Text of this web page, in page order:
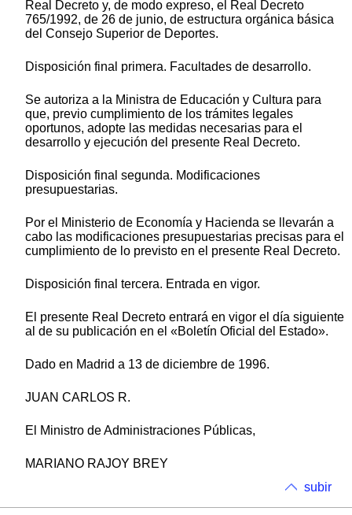
Real Decreto y, de modo expreso, el Real Decreto
765/1992, de 26 de junio, de estructura orgánica básica
del Consejo Superior de Deportes.
Disposición final primera. Facultades de desarrollo.
Se autoriza a la Ministra de Educación y Cultura para
que, previo cumplimiento de los trámites legales
oportunos, adopte las medidas necesarias para el
desarrollo y ejecución del presente Real Decreto.
Disposición final segunda. Modificaciones
presupuestarias.
Por el Ministerio de Economía y Hacienda se llevarán a
cabo las modificaciones presupuestarias precisas para el
cumplimiento de lo previsto en el presente Real Decreto.
Disposición final tercera. Entrada en vigor.
El presente Real Decreto entrará en vigor el día siguiente
al de su publicación en el «Boletín Oficial del Estado».
Dado en Madrid a 13 de diciembre de 1996.
JUAN CARLOS R.
El Ministro de Administraciones Públicas,
MARIANO RAJOY BREY
subir